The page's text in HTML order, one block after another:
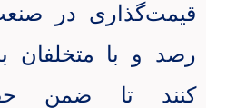
قیمت‌گذاری در صنعت
رصد و با متخلفان
کنند تا ضمن